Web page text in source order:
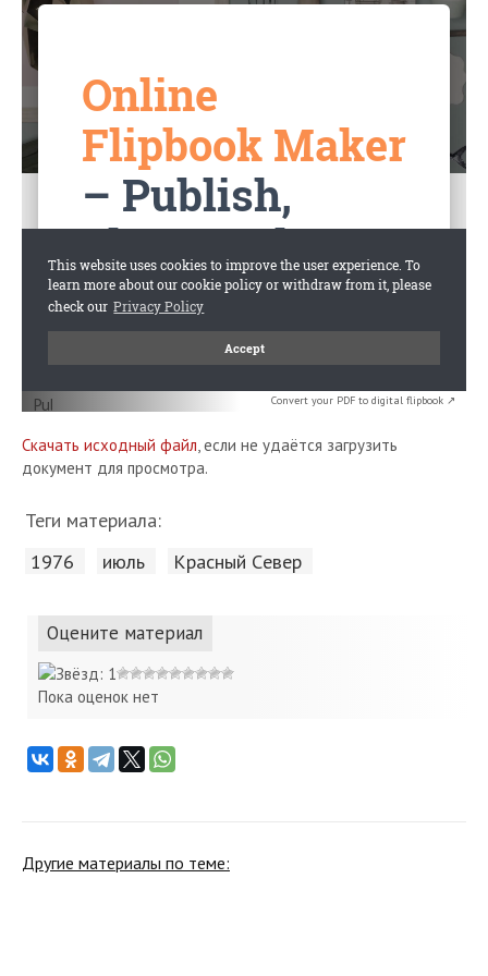
Convert your PDF to digital flipbook ↗
Скачать исходный файл, если не удаётся загрузить
документ для просмотра.
Теги материала:
1976 июль Красный Cевер
Оцените материал
Пока оценок нет
Другие материалы по теме: